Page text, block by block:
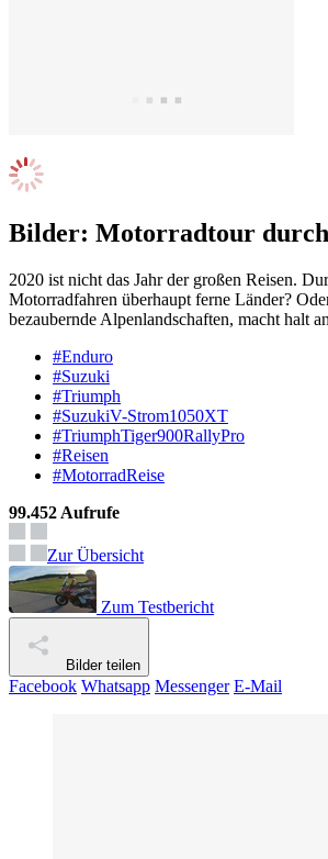
Bilder: Motorradtour
2020 ist nicht das Jahr der großen Reisen.
Motorradfahren überhaupt ferne Länder?
bezaubernde Alpenlandschaften, macht halt
#Enduro
#Suzuki
#Triumph
#SuzukiV-Strom1050XT
#TriumphTiger900RallyPro
#Reisen
#MotorradReise
99.452 Aufrufe
Zur Übersicht
Zum Testbericht
Bilder teilen
Facebook Whatsapp Messenger E-Mail